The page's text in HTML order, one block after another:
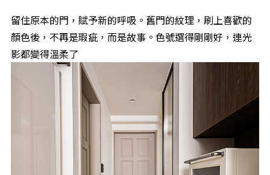
留住原本的門，賦予新的呼吸。舊門的紋理，刷上喜歡的
顏色後，不再是瑕疵，而是故事。色號選得剛剛好，連光
影都變得溫柔了